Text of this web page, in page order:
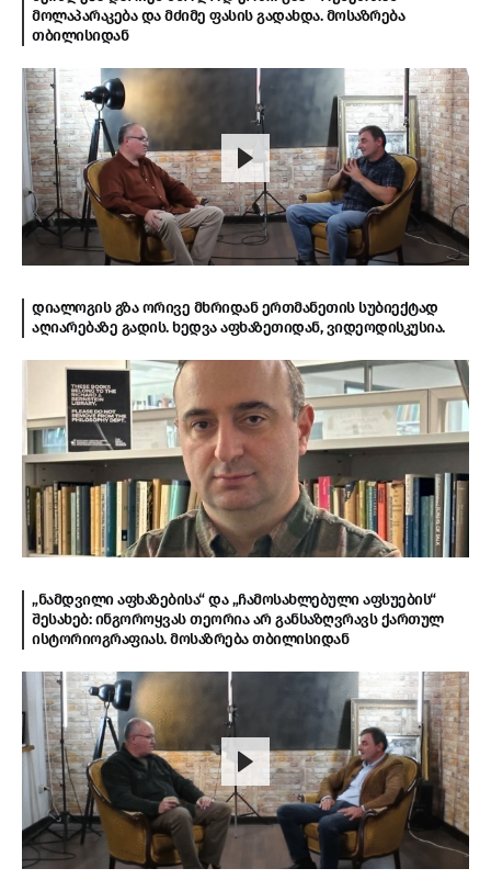
მოლაპარაკება და მძიმე ფასის გადახდა. მოსაზრება
თბილისიდან
დიალოგის გზა ორივე მხრიდან ერთმანეთის სუბიექტად
აღიარებაზე გადის. ხედვა აფხაზეთიდან, ვიდეოდისკუსია.
„ნამდვილი აფხაზებისა“ და „ჩამოსახლებული აფსუების“
შესახებ: ინგოროყვას თეორია არ განსაზღვრავს ქართულ
ისტორიოგრაფიას. მოსაზრება თბილისიდან